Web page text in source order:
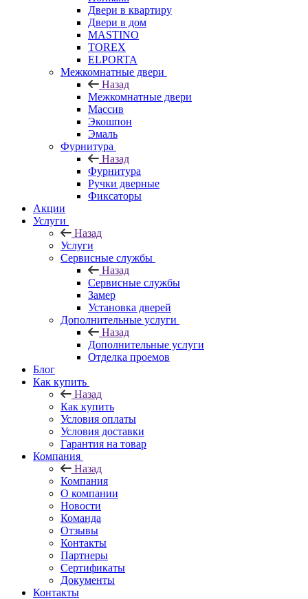
Двери в квартиру
Двери в дом
MASTINO
TOREX
ELPORTA
Межкомнатные двери
Назад
Межкомнатные двери
Массив
Экошпон
Эмаль
Фурнитура
Назад
Фурнитура
Ручки дверные
Фиксаторы
Акции
Услуги
Назад
Услуги
Сервисные службы
Назад
Сервисные службы
Замер
Установка дверей
Дополнительные услуги
Назад
Дополнительные услуги
Отделка проемов
Блог
Как купить
Назад
Как купить
Условия оплаты
Условия доставки
Гарантия на товар
Компания
Назад
Компания
О компании
Новости
Команда
Отзывы
Контакты
Партнеры
Сертификаты
Документы
Контакты